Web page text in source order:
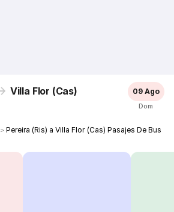
Villa Flor (Cas) 09 Ago
Dom
＞Pereira (Ris) a Villa Flor (Cas) Pasajes De Bus